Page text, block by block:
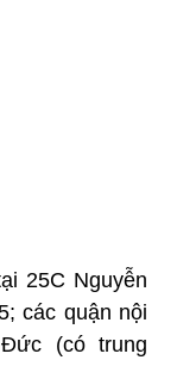
25C Nguyễn
các quận nội
(có trung